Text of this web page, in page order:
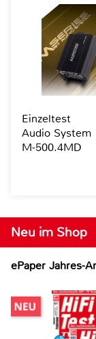
Neu im Shop
ePaper Jahres-
Einzeltest
Audio System
M-500.4MD